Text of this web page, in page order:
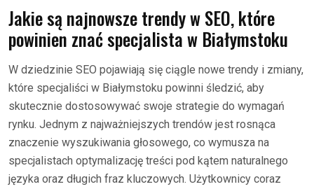
Jakie są najnowsze trendy w SEO, które
powinien znać specjalista w Białymstoku
W dziedzinie SEO pojawiają się ciągle nowe trendy i zmiany,
które specjaliści w Białymstoku powinni śledzić, aby
skutecznie dostosowywać swoje strategie do wymagań
rynku. Jednym z najważniejszych trendów jest rosnąca
znaczenie wyszukiwania głosowego, co wymusza na
specjalistach optymalizację treści pod kątem naturalnego
języka oraz długich fraz kluczowych. Użytkownicy coraz